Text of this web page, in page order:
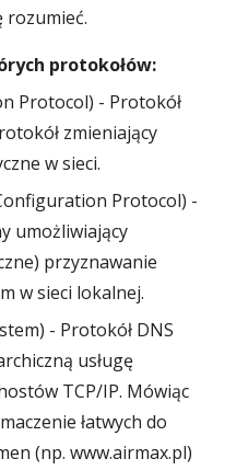
rozumieć.
protokołów:
Protocol) - Protokół
zmieniający
w sieci.
Protocol) -
umożliwiający
przyznawanie
w sieci lokalnej.
- Protokół DNS
usługę
TCP/IP. Mówiąc
łatwych do
(np. www.airmax.pl)